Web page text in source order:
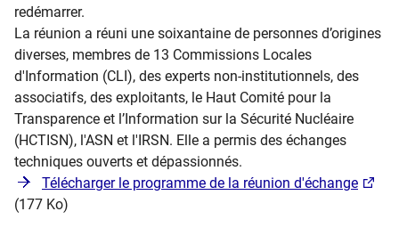
redémarrer.
La réunion a réuni une soixantaine de personnes d’origines
diverses, membres de 13 Commissions Locales
d'Information (CLI), des experts non-institutionnels, des
associatifs, des exploitants, le Haut Comité pour la
Transparence et l’Information sur la Sécurité Nucléaire
(HCTISN), l'ASN et l'IRSN. Elle a permis des échanges
techniques ouverts et dépassionnés.
Télécharger le programme de la réunion d'échange
(177 Ko)